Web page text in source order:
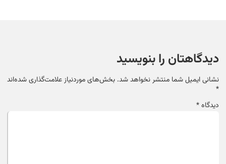
دیدگاهتان را بنویسید
نشانی ایمیل شما منتشر نخواهد شد. بخش‌های موردنیاز علامت‌گذاری شده‌اند
*
دیدگاه*